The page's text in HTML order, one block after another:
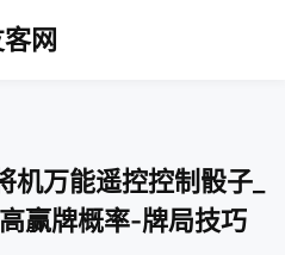
网
万能遥控控制骰子_
赢牌概率-牌局技巧